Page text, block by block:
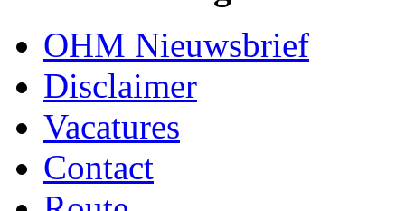
OHM Nieuwsbrief
Disclaimer
Vacatures
Contact